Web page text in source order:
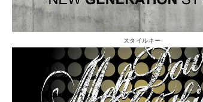
スタイルキー